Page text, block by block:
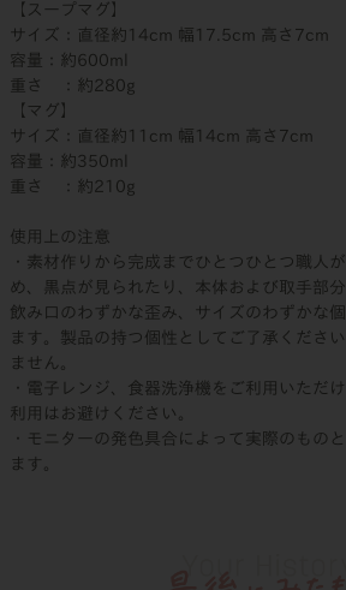
【スープマグ】
サイズ：直径約14cm 幅17.5cm 高さ7cm
容量：約600ml
重さ ：約280g
【マグ】
サイズ：直径約11cm 幅14cm 高さ7cm
容量：約350ml
重さ ：約210g
使用上の注意
・素材作りから完成までひとつひとつ職人
め、黒点が見られたり、本体および取手部
飲み口のわずかな歪み、サイズのわずかな
ます。製品の持つ個性としてご了承くださ
ません。
・電子レンジ、食器洗浄機をご利用いただ
利用はお避けください。
・モニターの発色具合によって実際のもの
ます。